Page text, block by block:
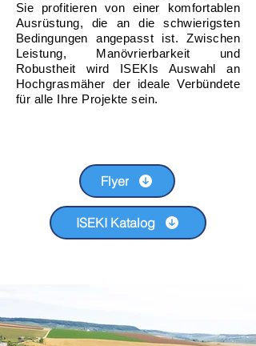
Sie profitieren von einer komfortablen
Ausrüstung, die an die schwierigsten
Bedingungen angepasst ist. Zwischen
Leistung, Manövrierbarkeit und
Robustheit wird ISEKIs Auswahl an
Hochgrasmäher der ideale Verbündete
für alle Ihre Projekte sein.
Flyer
ISEKI Katalog